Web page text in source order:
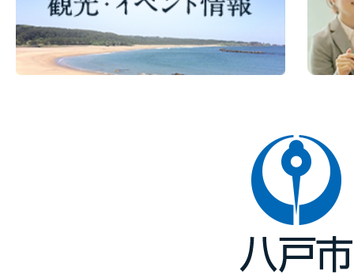
八
戸
市
Hachinohe